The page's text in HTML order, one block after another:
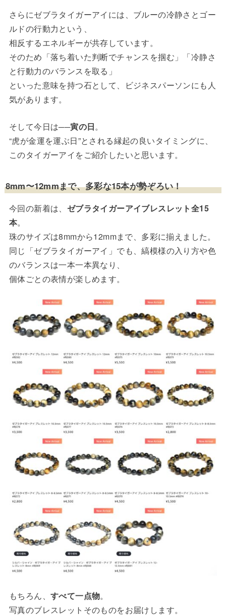
さらにゼブラタイガーアイには、ブルーの冷静さとゴー
ルドの行動力という、
相反するエネルギーが共存しています。
そのため「落ち着いた判断でチャンスを掴む」「冷静さ
と行動力のバランスを取る」
といった意味を持つ石として、ビジネスパーソンにも人
気があります。
そして今日は──寅の日。
“虎が金運を運ぶ日”とされる縁起の良いタイミングに、
このタイガーアイをご紹介したいと思います。
8mm〜12mmまで、多彩な15本が勢ぞろい！
今回の新着は、 ゼブラタイガーアイブレスレット全15
本。
珠のサイズは8mmから12mmまで、多彩に揃えました。
同じ「ゼブラタイガーアイ」でも、縞模様の入り方や色
のバランスは一本一本異なり、
個体ごとの表情が楽しめます。
もちろん、 すべて一点物。
写真のブレスレットそのものをお届けします。